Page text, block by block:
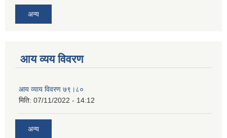
अन्य
आय व्यय विवरण
आय व्याय विवरण ७९।८०
मिति: 07/11/2022 - 14:12
अन्य